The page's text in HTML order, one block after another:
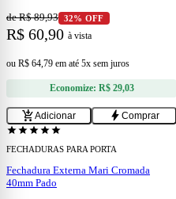
de R$ 89,93 32% OFF
R$ 60,90 à vista
ou R$ 64,79 em até 5x sem juros
Economize: R$ 29,03
add_shopping_cartAdicionar bolt Comprar
boltOferta Relâmpago
starstarstarstarstar
FECHADURAS PARA PORTA
Fechadura Externa Mari Cromada
40mm Pado